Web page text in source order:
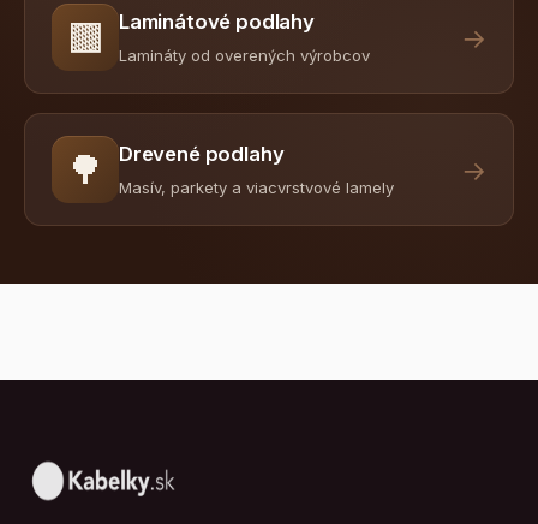
🟫 Laminátové podlahy
Lamináty od overených výrobcov
→
🌳 Drevené podlahy
Masív, parkety a viacvrstvové lamely
→